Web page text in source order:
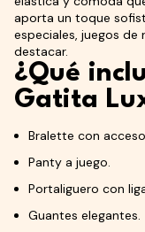
aporta un toque
especiales, juegos
destacar.
¿Qué
Gatita
Bralette con
Panty a juego.
Portaliguero con
Guantes elegantes.